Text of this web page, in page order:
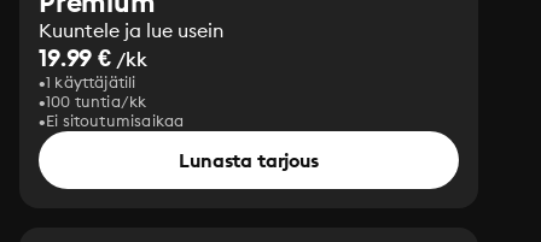
Kuuntele ja lue usein
19.99 € /kk
1 käyttäjätili
100 tuntia/kk
Ei sitoutumisaikaa
Lunasta tarjous